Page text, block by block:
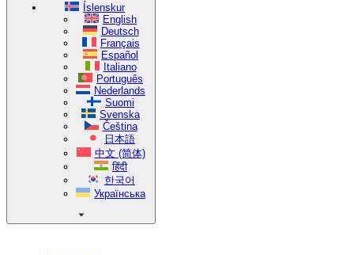
Íslenskur
English
Deutsch
Français
Español
Italiano
Português
Nederlands
Suomi
Svenska
Čeština
日本語
中文 (简体)
हिंदी
한국어
Українська